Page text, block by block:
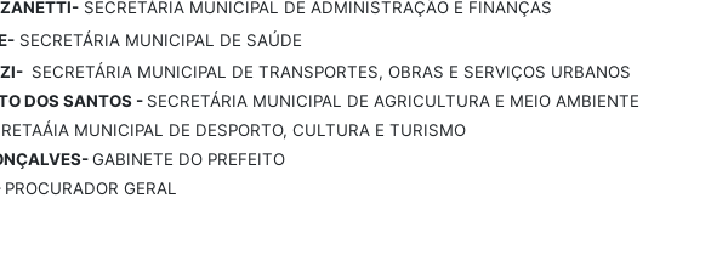
ZANETTI- SECRETÁRIA MUNICIPAL DE ADMINISTRAÇÃO E FINANÇAS
SECRETÁRIA MUNICIPAL DE SAÚDE
SECRETÁRIA MUNICIPAL DE TRANSPORTES, OBRAS E SERVIÇOS URBANOS
DOS SANTOS - SECRETÁRIA MUNICIPAL DE AGRICULTURA E MEIO AMBIENTE
MUNICIPAL DE DESPORTO, CULTURA E TURISMO
GABINETE DO PREFEITO
PROCURADOR GERAL